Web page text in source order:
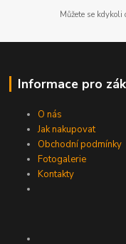
Můžete se
Informace pro
O nás
Jak nakupovat
Obchodní podmínky
Fotogalerie
Kontakty